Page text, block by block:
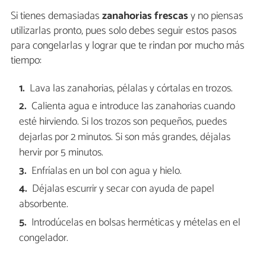
Si tienes demasiadaszanahorias frescasy no piensas
utilizarlas pronto, pues solo debes seguir estos pasos
para congelarlas y lograr que te rindan por mucho más
tiempo:
Lava las zanahorias, pélalas y córtalas en trozos.
Calienta agua e introduce las zanahorias cuando
esté hirviendo. Si los trozos son pequeños, puedes
dejarlas por 2 minutos. Si son más grandes, déjalas
hervir por 5 minutos.
Enfríalas en un bol con agua y hielo.
Déjalas escurrir y secar con ayuda de papel
absorbente.
Introdúcelas en bolsas herméticas y mételas en el
congelador.